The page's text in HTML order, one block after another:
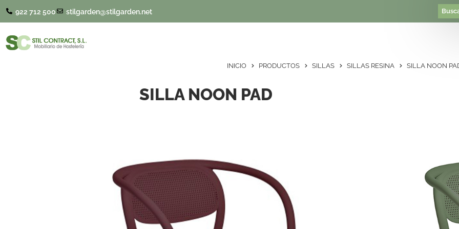
922 712 500 stilgarden@stilgarden.net
INICIO PRODUCTOS SILLAS SILLAS RESINA SILLA NOON
SILLA NOON PAD